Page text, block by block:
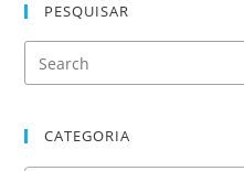
PESQUISAR
CATEGORIA